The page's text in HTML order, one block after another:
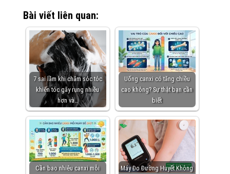
Bài viết liên quan:
7 sai lầm khi chăm sóc tóc
khiến tóc gãy rụng nhiều
hơn và…
Uống canxi có tăng chiều
cao không? Sự thật bạn cần
biết
Cần bao nhiêu canxi mỗi
Máy Đo Đường Huyết Không